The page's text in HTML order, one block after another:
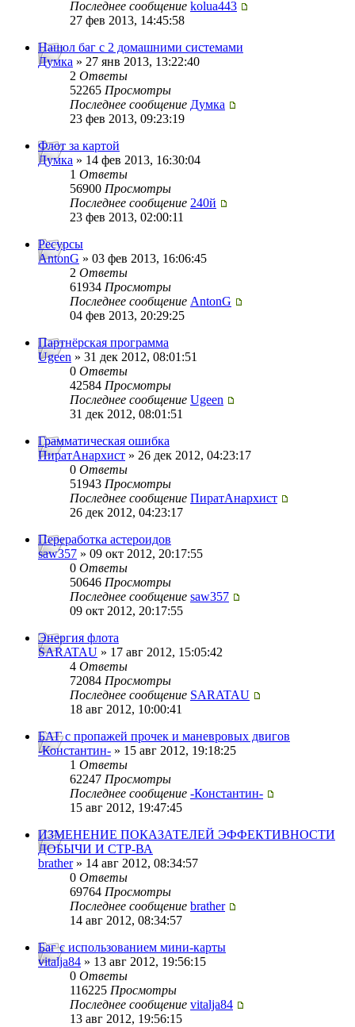
Последнее сообщение kolua443
27 фев 2013, 14:45:58
Нашол баг с 2 домашними системами
Думка » 27 янв 2013, 13:22:40
2 Ответы
52265 Просмотры
Последнее сообщение Думка
23 фев 2013, 09:23:19
Флот за картой
Думка » 14 фев 2013, 16:30:04
1 Ответы
56900 Просмотры
Последнее сообщение 240й
23 фев 2013, 02:00:11
Ресурсы
AntonG » 03 фев 2013, 16:06:45
2 Ответы
61934 Просмотры
Последнее сообщение AntonG
04 фев 2013, 20:29:25
Партнёрская программа
Ugeen » 31 дек 2012, 08:01:51
0 Ответы
42584 Просмотры
Последнее сообщение Ugeen
31 дек 2012, 08:01:51
Грамматическая ошибка
ПиратАнархист » 26 дек 2012, 04:23:17
0 Ответы
51943 Просмотры
Последнее сообщение ПиратАнархист
26 дек 2012, 04:23:17
Переработка астероидов
saw357 » 09 окт 2012, 20:17:55
0 Ответы
50646 Просмотры
Последнее сообщение saw357
09 окт 2012, 20:17:55
Энергия флота
SARATAU » 17 авг 2012, 15:05:42
4 Ответы
72084 Просмотры
Последнее сообщение SARATAU
18 авг 2012, 10:00:41
БАГ с пропажей прочек и маневровых двигов
-Константин- » 15 авг 2012, 19:18:25
1 Ответы
62247 Просмотры
Последнее сообщение -Константин-
15 авг 2012, 19:47:45
ИЗМЕНЕНИЕ ПОКАЗАТЕЛЕЙ ЭФФЕКТИВНОСТИ
ДОБЫЧИ И СТР-ВА
brather» 14 авг 2012, 08:34:57
0 Ответы
69764 Просмотры
Последнее сообщение brather
14 авг 2012, 08:34:57
Баг с использованием мини-карты
vitalja84 » 13 авг 2012, 19:56:15
0 Ответы
116225 Просмотры
Последнее сообщение vitalja84
13 авг 2012, 19:56:15